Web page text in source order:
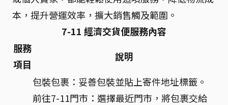
本，提升營運效率，擴大銷售觸及範圍。
7-11 經濟交貨便服務內容
服務
項目
說明
包裝包裹：妥善包裝並貼上寄件地址標籤。
前往7-11門市：選擇最近門市，將包裹交給